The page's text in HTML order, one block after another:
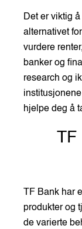
Det er viktig
alternativet
vurdere
banker og
research og
hjelpe deg å
TF
TF Bank har
produkter og
de varierte